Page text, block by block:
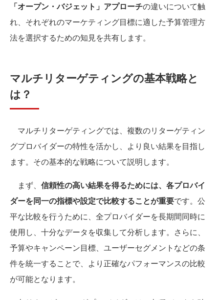
「オープン・バジェット」アプローチの違いについて触
れ、それぞれのマーケティング目標に適した予算管理方
法を選択するための知見を共有します。
マルチリターゲティングの基本戦略と
は？
マルチリターゲティングでは、複数のリターゲティン
グプロバイダーの特性を活かし、より良い結果を目指し
ます。その基本的な戦略について説明します。
まず、 信頼性の高い結果を得るためには、各プロバイ
ダーを同一の指標や設定で比較することが重要です。公
平な比較を行うために、全プロバイダーを長期間同時に
使用し、十分なデータを収集して分析します。さらに、
予算やキャンペーン目標、ユーザーセグメントなどの条
件を統一することで、より正確なパフォーマンスの比較
が可能となります。